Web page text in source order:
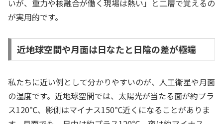
いが、重力や核融合が働く現場は熱い」と二層で覚えるの
が実用的です。
近地球空間や月面は日なたと日陰の差が極端
私たちに近い例として分かりやすいのが、人工衛星や月面
の温度です。近地球空間では、太陽光が当たる面が約プラ
ス120℃、影側はマイナス150℃近くになることがありま